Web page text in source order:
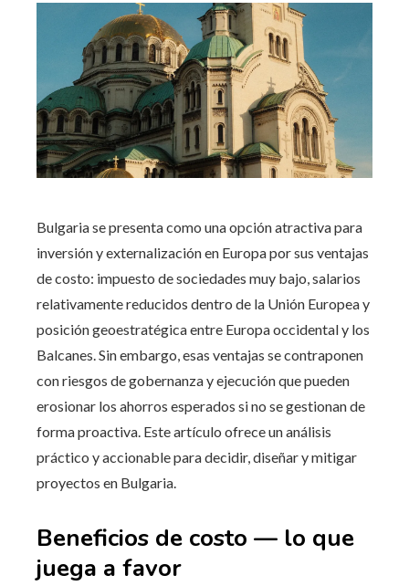
Bulgaria se presenta como una opción atractiva para
inversión y externalización en Europa por sus ventajas
de costo: impuesto de sociedades muy bajo, salarios
relativamente reducidos dentro de la Unión Europea y
posición geoestratégica entre Europa occidental y los
Balcanes. Sin embargo, esas ventajas se contraponen
con riesgos de gobernanza y ejecución que pueden
erosionar los ahorros esperados si no se gestionan de
forma proactiva. Este artículo ofrece un análisis
práctico y accionable para decidir, diseñar y mitigar
proyectos en Bulgaria.
Beneficios de costo — lo que
juega a favor